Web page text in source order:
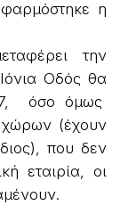
η
την
Οδός θα
όσο όμως
(έχουν
που δεν
εταιρία, οι